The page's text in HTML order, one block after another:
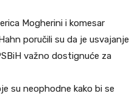
Mogherini i komesar
poručili su da je usvajanje
važno dostignuće za
su neophodne kako bi se